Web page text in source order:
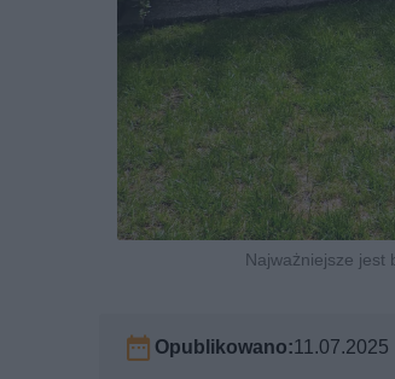
Najważniejsze jest
Opublikowano:11.07.2025